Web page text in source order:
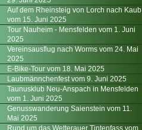
Auf dem Rheinsteig von Lorch nach Kaub
vom 15. Juni 2025
Tour Nauheim - Mensfelden vom 1. Juni
2025
Vereinsausflug nach Worms vom 24. Mai
2025
E-Bike-Tour vom 18. Mai 2025
Laubmännchenfest vom 9. Juni 2025
Taunusklub Neu-Anspach in Mensfelden
vom 1. Juni 2025
Genusswanderung Saienstein vom 11.
Mai 2025
Rund um das Wetterauer Tintenfass vom